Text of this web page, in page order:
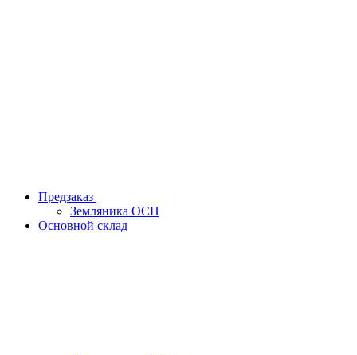
Предзаказ
Земляника ОСП
Основной склад